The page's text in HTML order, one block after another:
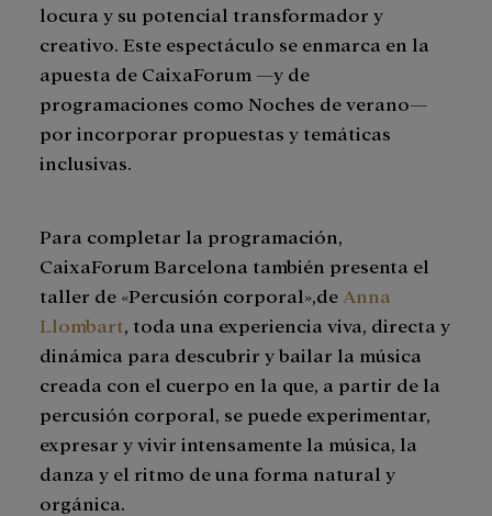
locura y su potencial transformador y
creativo. Este espectáculo se enmarca en la
apuesta de CaixaForum —y de
programaciones como Noches de verano—
por incorporar propuestas y temáticas
inclusivas.
Para completar la programación,
CaixaForum Barcelona también presenta el
taller de «Percusión corporal»,de Anna
Llombart , toda una experiencia viva, directa y
dinámica para descubrir y bailar la música
creada con el cuerpo en la que, a partir de la
percusión corporal, se puede experimentar,
expresar y vivir intensamente la música, la
danza y el ritmo de una forma natural y
orgánica.